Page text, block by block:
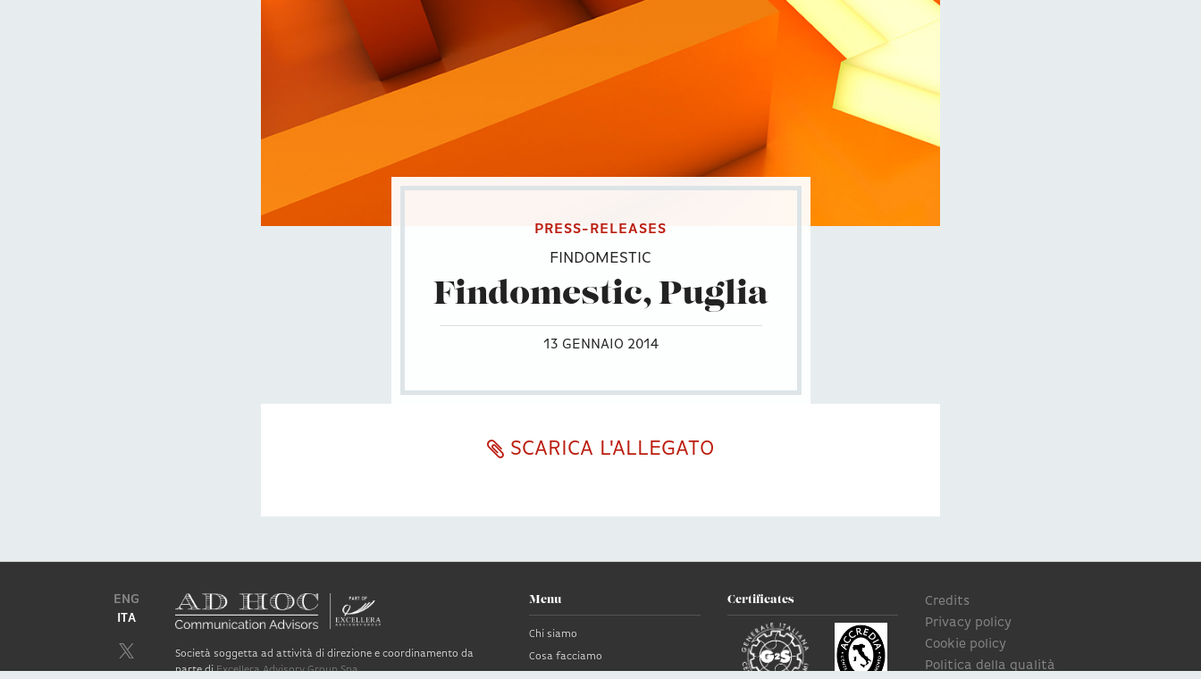
PRESS-RELEASES
FINDOMESTIC
Findomestic, Puglia
13 GENNAIO 2014
SCARICA L'ALLEGATO
ENG
ITA
Società soggetta ad attività di direzione e coordinamento da
parte diExcellera Advisory Group Spa
Menu
Chi siamo
Cosa facciamo
Certificates
Credits
Privacy policy
Cookie policy
Politica della qualità